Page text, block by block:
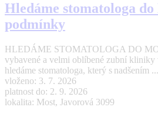
Hledáme stomatologa
podmínky
HLEDÁME STOMATOLOGA DO
vybavené a velmi oblíbené zubní kliniky
hledáme stomatologa, který s nadšením ...
vloženo: 3. 7. 2026
platnost do: 2. 9. 2026
lokalita: Most, Javorová 3099